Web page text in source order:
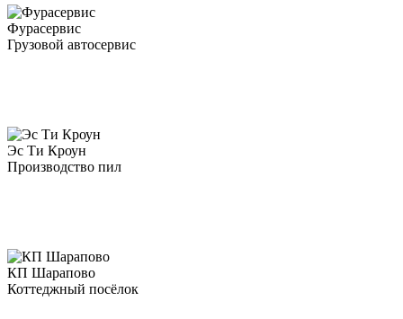
Фурасервис
Грузовой автосервис
Эс Ти Кроун
Производство пил
КП Шарапово
Коттеджный посёлок